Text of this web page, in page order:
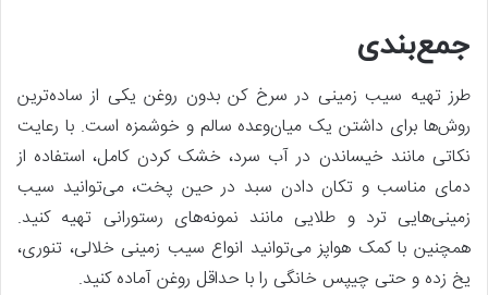
جمع‌بندی
طرز تهیه سیب زمینی در سرخ کن بدون روغن یکی از ساده‌ترین
روش‌ها برای داشتن یک میان‌وعده سالم و خوشمزه است. با رعایت
نکاتی مانند خیساندن در آب سرد، خشک کردن کامل، استفاده از
دمای مناسب و تکان دادن سبد در حین پخت، می‌توانید سیب
زمینی‌هایی ترد و طلایی مانند نمونه‌های رستورانی تهیه کنید.
همچنین با کمک هواپز می‌توانید انواع سیب زمینی خلالی، تنوری،
یخ زده و حتی چیپس خانگی را با حداقل روغن آماده کنید.